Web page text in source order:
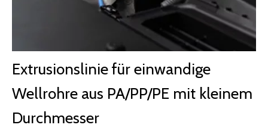
Extrusionslinie für einwandige
Wellrohre aus PA/PP/PE mit kleinem
Durchmesser